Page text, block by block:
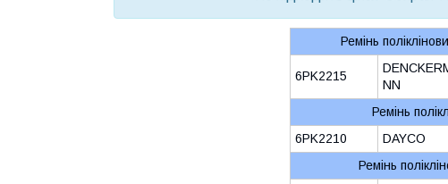
Ремінь
6PK2215
NN
Ремінь
6PK2210
DAYCO
Ремінь